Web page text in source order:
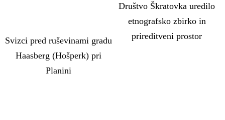
Svizci pred ruševinami gradu
Haasberg (Hošperk) pri
Planini
Društvo Škratovka uredilo
etnografsko zbirko in
prireditveni prostor